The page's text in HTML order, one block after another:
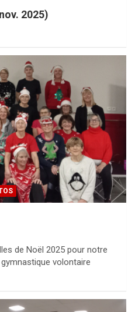
2025)
de Noël 2025 pour notre
volontaire